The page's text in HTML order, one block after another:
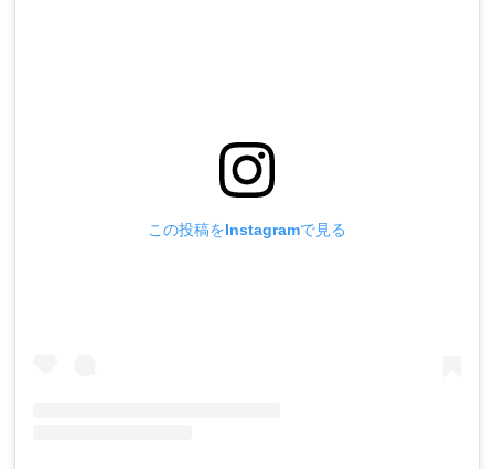
この投稿をInstagramで見る